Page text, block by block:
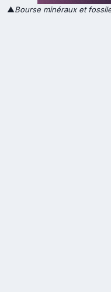
▲Bourse minéraux et